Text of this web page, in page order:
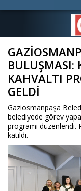
BULUŞMASI:
KAHVALTI
GELDİ
Gaziosmanpaşa
belediyede görev
programı
katıldı.